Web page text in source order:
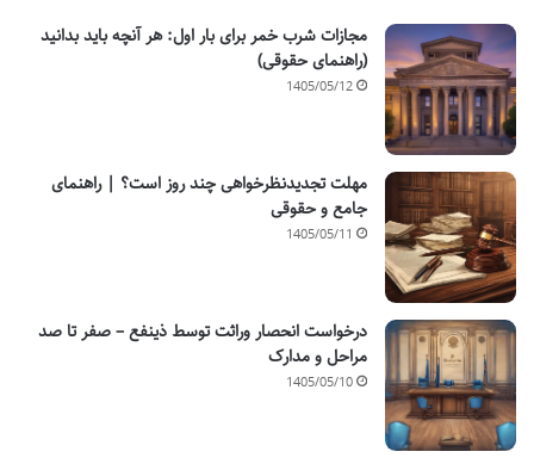
مجازات شرب خمر برای بار اول: هر آنچه باید بدانید
(راهنمای حقوقی)
1405/05/12
مهلت تجدیدنظرخواهی چند روز است؟ | راهنمای
جامع و حقوقی
1405/05/11
درخواست انحصار وراثت توسط ذینفع – صفر تا صد
مراحل و مدارک
1405/05/10